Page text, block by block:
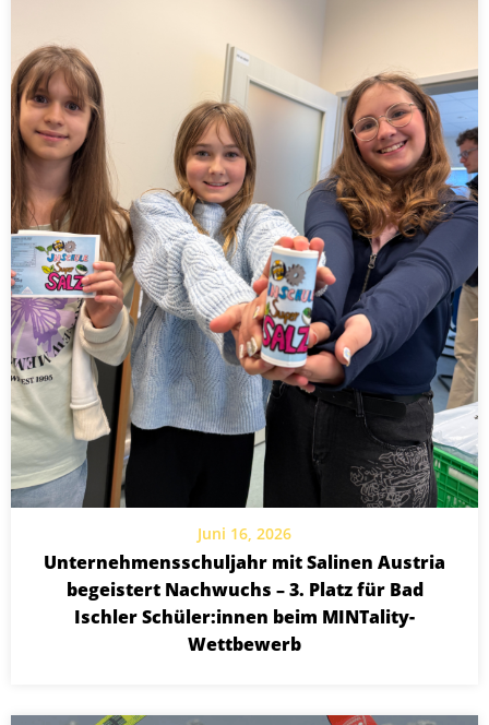
Juni 16, 2026
Unternehmensschuljahr mit Salinen Austria
begeistert Nachwuchs – 3. Platz für Bad
Ischler Schüler:innen beim MINTality-
Wettbewerb